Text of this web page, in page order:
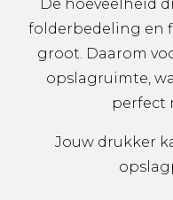
De hoeveelheid
folderbedeling en
groot. Daarom
opslagruimte,
perfect
Jouw drukker